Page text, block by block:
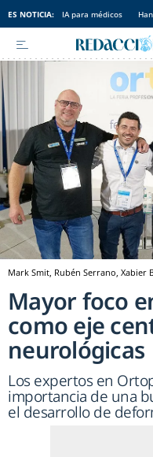
ES NOTICIA: IA para médicos
Mark Smit, Rubén Serrano, Xabier
Mayor foco
como eje
neurológicas
Los expertos en
importancia de una
el desarrollo de